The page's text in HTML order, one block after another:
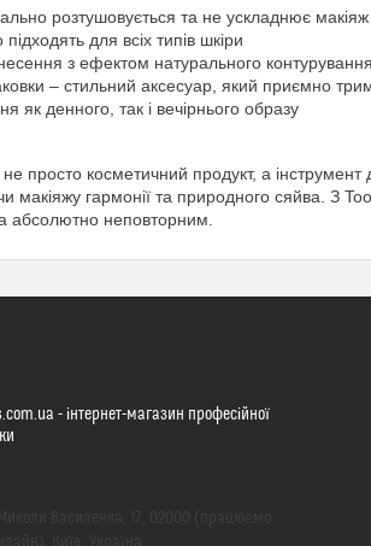
розтушовується та не ускладнює макіяж
для всіх типів шкіри
з ефектом натурального контурування
– стильний аксесуар, який приємно
як денного, так і вечірнього образу
просто косметичний продукт, а
макіяжу гармонії та природного сяйва. З
абсолютно неповторним.
- інтернет-магазин професійної